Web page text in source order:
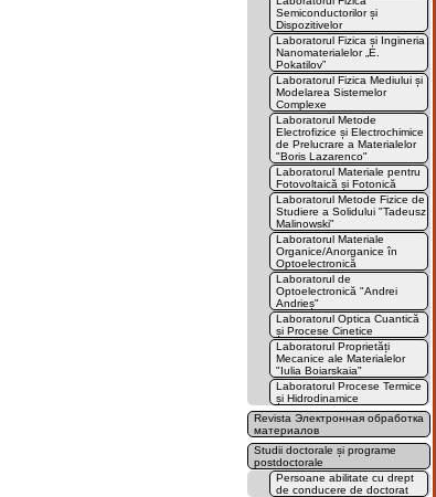
Semiconductorilor și
Dispozitivelor
Laboratorul Fizica și Ingineria
Nanomaterialelor „E.
Pokatilov”
Laboratorul Fizica Mediului și
Modelarea Sistemelor
Complexe
Laboratorul Metode
Electrofizice și Electrochimice
de Prelucrare a Materialelor
"Boris Lazarenco"
Laboratorul Materiale pentru
Fotovoltaică și Fotonică
Laboratorul Metode Fizice de
Studiere a Solidului "Tadeusz
Malinowski"
Laboratorul Materiale
Organice/Anorganice în
Optoelectronică
Laboratorul de
Optoelectronică "Andrei
Andrieș"
Laboratorul Optica Cuantică
și Procese Cinetice
Laboratorul Proprietăți
Mecanice ale Materialelor
"Iulia Boiarskaia"
Laboratorul Procese Termice
și Hidrodinamice
Revista Электронная обработка
материалов
Studii doctorale și programe
postdoctorale
Persoane abilitate cu drept
de conducere de doctorat